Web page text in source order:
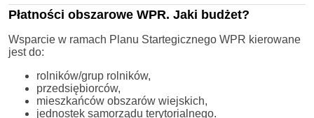
Płatności obszarowe WPR. Jaki budżet?
Wsparcie w ramach Planu Startegicznego WPR kierowane
jest do:
rolników/grup rolników,
przedsiębiorców,
mieszkańców obszarów wiejskich,
jednostek samorządu terytorialnego.